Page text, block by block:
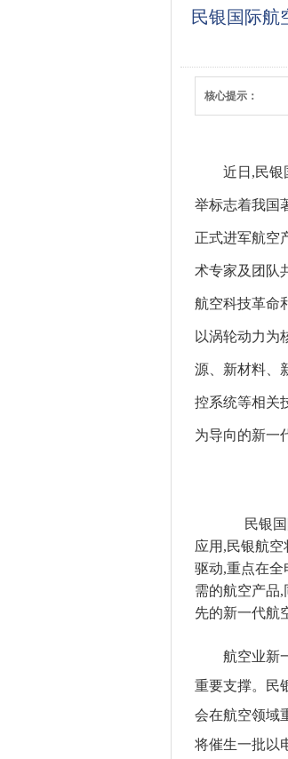
民银国际航
核心提示：
近日,民银
举标志着我国
正式进军航空
术专家及团队
航空科技革命
以涡轮动力为
源、新材料、
控系统等相关
为导向的新一
民银
应用,民银航
驱动,重点在全
需的航空产品
先的新一代航
航空业新
重要支撑。民
会在航空领域
将催生一批以